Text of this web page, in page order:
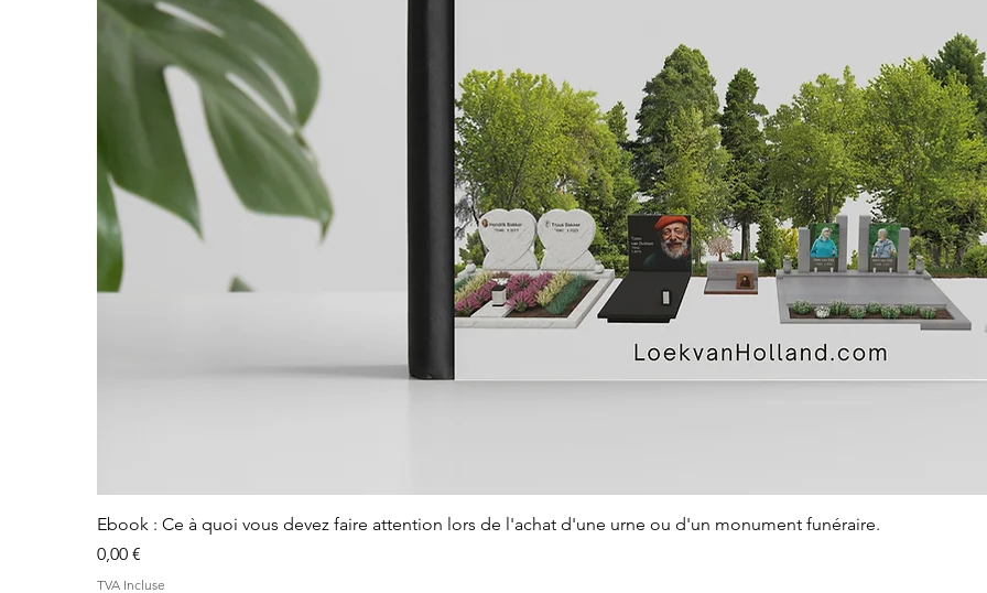
Aperçu rapide
Ebook : Ce à quoi vous devez faire attention lors de l'achat d'une urne ou d'un monument funéraire.
Prix
0,00 €
TVA Incluse